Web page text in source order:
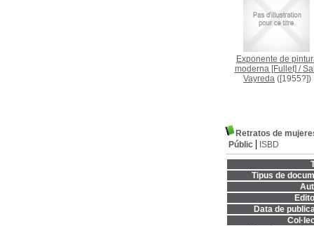
Exponente de
moderna [Fullet] /
Vayreda ([1955?])
Retratos de
Públic
ISBD
Tipus de
Data de